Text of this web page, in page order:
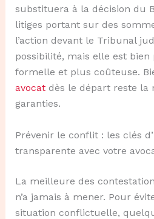
substituera à la décision du
litiges portant sur des
l’action devant le Tribunal
possibilité, mais elle est
formelle et plus coûteuse.
avocatdès le départ reste la
garanties.
Prévenir le conflit : les clés
transparente avec votre
La meilleure des
n’a jamais à mener. Pour
situation conflictuelle,